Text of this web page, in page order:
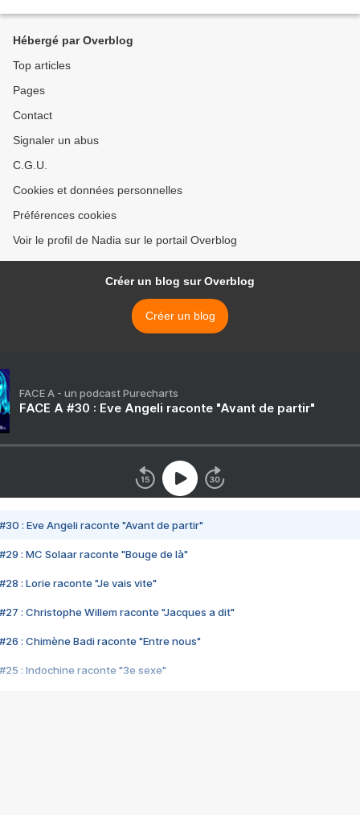
Hébergé par Overblog
Top articles
Pages
Contact
Signaler un abus
C.G.U.
Cookies et données personnelles
Préférences cookies
Voir le profil de Nadia sur le portail Overblog
Créer un blog sur Overblog
Créer un blog
FACE A - un podcast Purecharts
FACE A #30 : Eve Angeli raconte "Avant de partir"
#30 : Eve Angeli raconte "Avant de partir"
#29 : MC Solaar raconte "Bouge de là"
#28 : Lorie raconte "Je vais vite"
#27 : Christophe Willem raconte "Jacques a dit"
#26 : Chimène Badi raconte "Entre nous"
#25 : Indochine raconte "3e sexe"